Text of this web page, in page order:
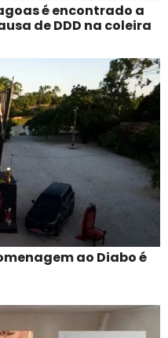
é encontrado a
de DDD na coleira
ao Diabo é